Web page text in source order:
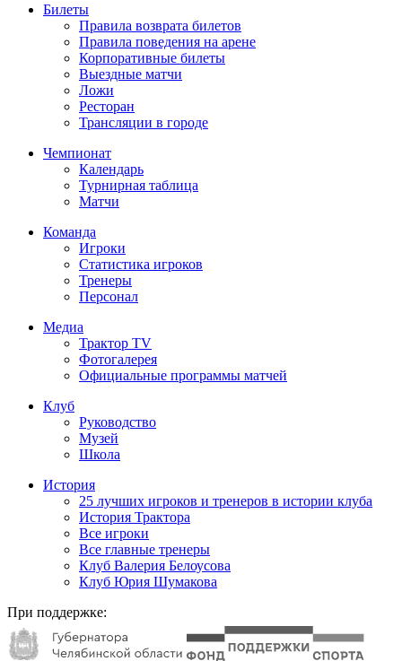
Билеты
Правила возврата билетов
Правила поведения на арене
Корпоративные билеты
Выездные матчи
Ложи
Ресторан
Трансляции в городе
Чемпионат
Календарь
Турнирная таблица
Матчи
Команда
Игроки
Статистика игроков
Тренеры
Персонал
Медиа
Трактор TV
Фотогалерея
Официальные программы матчей
Клуб
Руководство
Музей
Школа
История
25 лучших игроков и тренеров в истории клуба
История Трактора
Все игроки
Все главные тренеры
Клуб Валерия Белоусова
Клуб Юрия Шумакова
При поддержке: